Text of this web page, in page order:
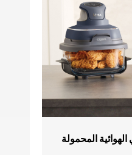
تسوّق كل منظفات
الأرضيات والسجاد
وأجهزة تحضير الطعام
المحمولة